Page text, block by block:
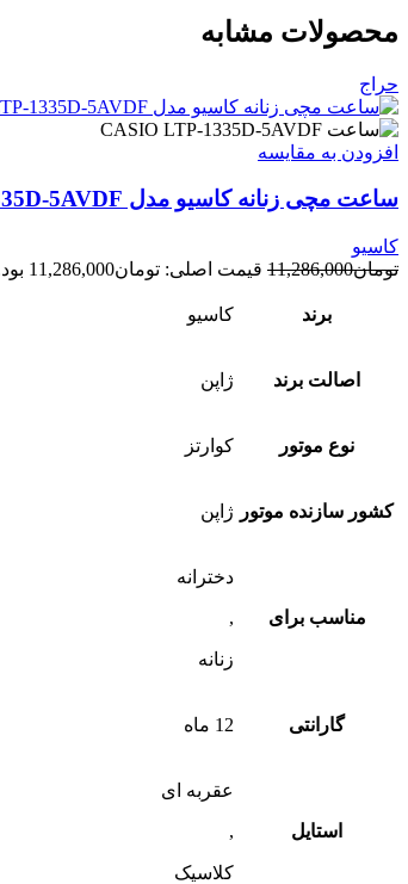
محصولات مشابه
حراج
افزودن به مقایسه
ساعت مچی زنانه کاسیو مدل CASIO LTP-1335D-5AVDF
کاسیو
تومان11,286,000 قیمت اصلی: تومان11,286,000 بود.
برند کاسیو
اصالت برند ژاپن
نوع موتور کوارتز
کشور سازنده موتور ژاپن
مناسب برای
دخترانه
,
زنانه
گارانتی 12 ماه
استایل
عقربه ای
,
کلاسیک